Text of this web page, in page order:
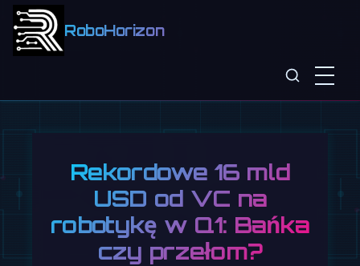
RoboHorizon
Rekordowe 16 mld
USD od VC na
robotykę w Q1: Bańka
czy przełom?